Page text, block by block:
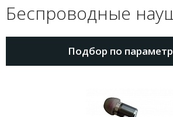
Беспроводные
Подбор по